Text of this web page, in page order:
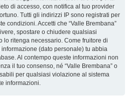
di accesso, con notifica al tuo provider
Tutti gli indirizzi IP sono registrati per
condizioni. Accetti che “Valle Brembana”
spostare o chiudere qualsiasi
lo ritenga necessario. Come fruitore di
(dato personale) tu abbia
Al contempo queste informazioni non
il tuo consenso, né “Valle Brembana” o
per qualsiasi violazione al sistema
informazioni.